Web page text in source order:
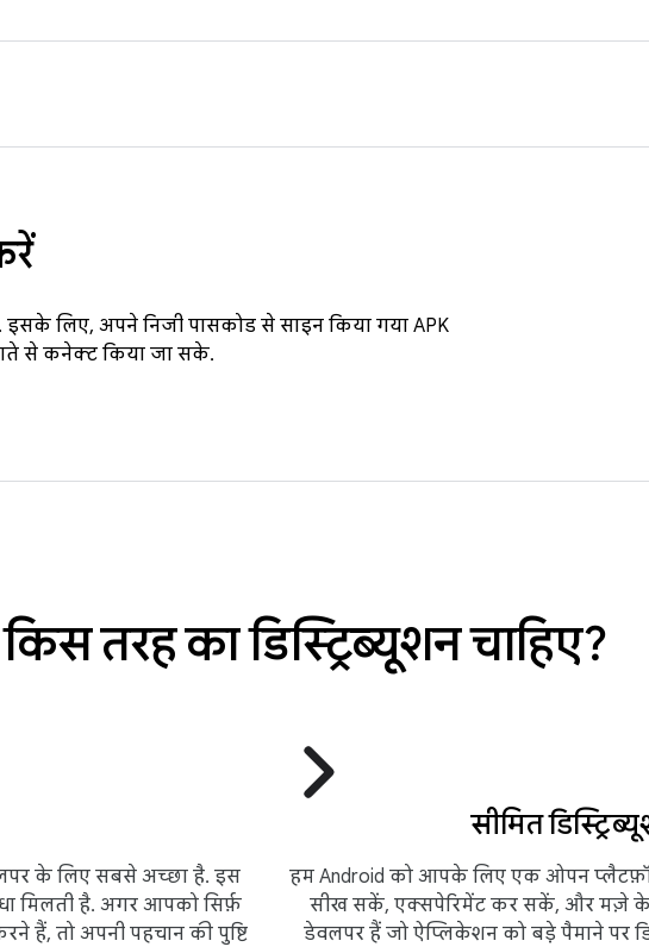
लिए, अपने निजी पासकोड से साइन किया गया APK
से कनेक्ट किया जा सके.
तरह का डिस्ट्रिब्यूशन चाहिए?
के लिए सबसे अच्छा है. इस
मिलती है. अगर आपको सिर्फ़
हैं, तो अपनी पहचान की पुष्टि
सीमित
हम Android को आपके लिए एक ओपन
सीख सकें, एक्सपेरिमेंट कर सकें, और मज़े
डेवलपर हैं जो ऐप्लिकेशन को बड़े पैमाने पर